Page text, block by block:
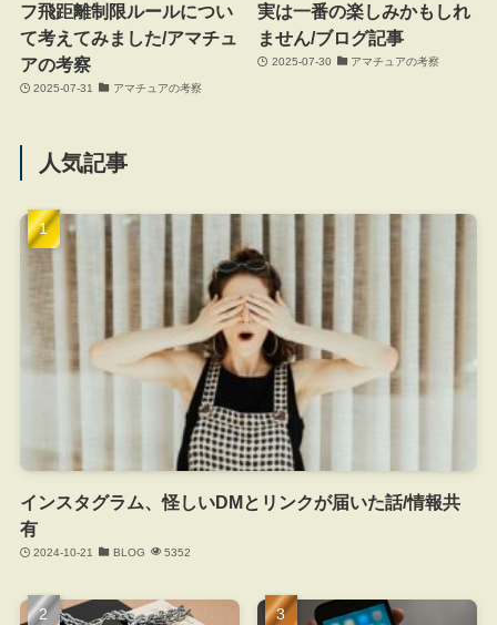
フ飛距離制限ルールについ
て考えてみました/アマチュ
アの考察
2025-07-31 アマチュアの考察
実は一番の楽しみかもしれ
ません/ブログ記事
2025-07-30 アマチュアの考察
人気記事
インスタグラム、怪しいDMとリンクが届いた話/情報共
有
2024-10-21 BLOG 5352